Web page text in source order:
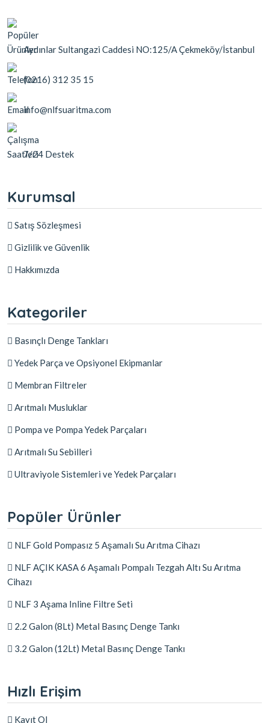
Aydınlar Sultangazi Caddesi NO:125/A Çekmeköy/İstanbul
(0216) 312 35 15
info@nlfsuaritma.com
7/24 Destek
Kurumsal
Satış Sözleşmesi
Gizlilik ve Güvenlik
Hakkımızda
Kategoriler
Basınçlı Denge Tankları
Yedek Parça ve Opsiyonel Ekipmanlar
Membran Filtreler
Arıtmalı Musluklar
Pompa ve Pompa Yedek Parçaları
Arıtmalı Su Sebilleri
Ultraviyole Sistemleri ve Yedek Parçaları
Popüler Ürünler
NLF Gold Pompasız 5 Aşamalı Su Arıtma Cihazı
NLF AÇIK KASA 6 Aşamalı Pompalı Tezgah Altı Su Arıtma
Cihazı
NLF 3 Aşama Inline Filtre Seti
2.2 Galon (8Lt) Metal Basınç Denge Tankı
3.2 Galon (12Lt) Metal Basınç Denge Tankı
Hızlı Erişim
Kayıt Ol